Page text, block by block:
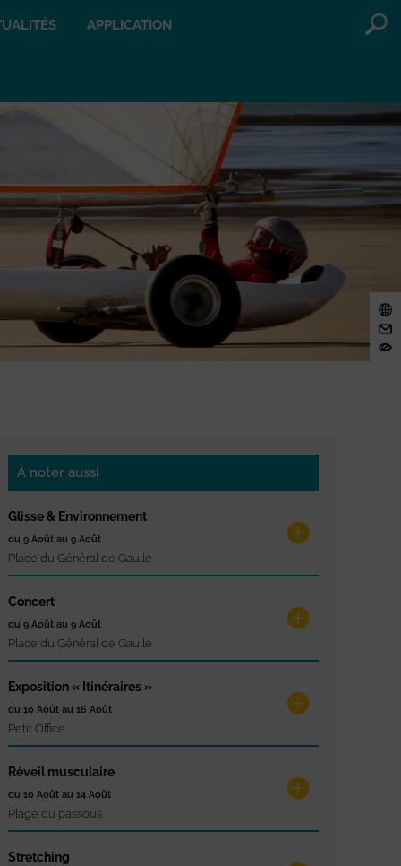
APPLICATION
À noter aussi
Glisse & Environnement
du 9 Août au 9 Août
Place du Général de Gaulle
Concert
du 9 Août au 9 Août
Place du Général de Gaulle
Exposition « Itinéraires »
du 10 Août au 16 Août
Petit Office
Réveil musculaire
du 10 Août au 14 Août
Plage du passous
Stretching